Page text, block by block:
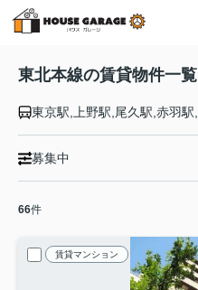
東北本線の賃貸物件一覧
募集中
66件
賃貸マンション